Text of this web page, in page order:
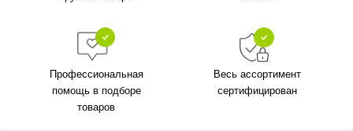
Профессиональная
помощь в подборе
товаров
Весь ассортимент
сертифицирован